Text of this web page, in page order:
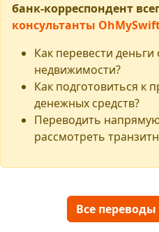
банк-корреспондент
консультанты
Как перевести
недвижимости?
Как подготовиться к
денежных средств?
Переводить
рассмотреть
Все переводы